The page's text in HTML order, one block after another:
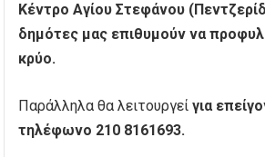
Κέντρο Αγίου Στεφάνου
δημότες μας επιθυμούν να
κρύο.
Παράλληλα θα λειτουργείγια
τηλέφωνο 210 8161693.